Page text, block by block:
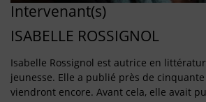
Intervenant(s)
ISABELLE ROSSIGNOL
Isabelle Rossignol est autrice en
jeunesse. Elle a publié près de cinquante
viendront encore. Avant cela, elle avait